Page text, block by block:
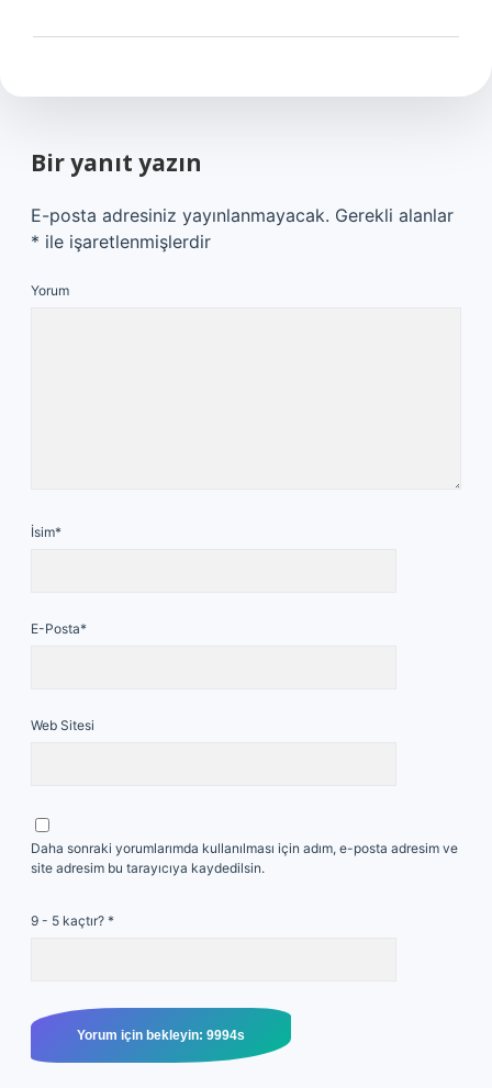
Bir yanıt yazın
E-posta adresiniz yayınlanmayacak. Gerekli alanlar
* ile işaretlenmişlerdir
Yorum
İsim*
E-Posta*
Web Sitesi
Daha sonraki yorumlarımda kullanılması için adım, e-posta adresim ve
site adresim bu tarayıcıya kaydedilsin.
9 - 5 kaçtır? *